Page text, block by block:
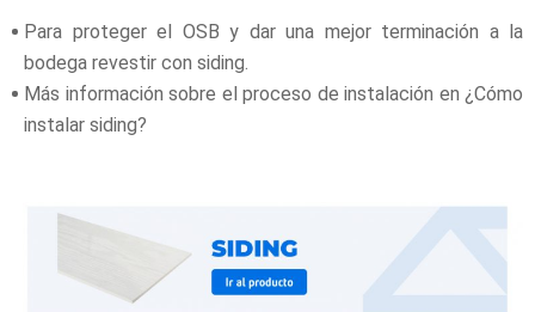
Para proteger el OSB y dar una mejor terminación a la
bodega revestir con siding.
Más información sobre el proceso de instalación en ¿Cómo
instalar siding?